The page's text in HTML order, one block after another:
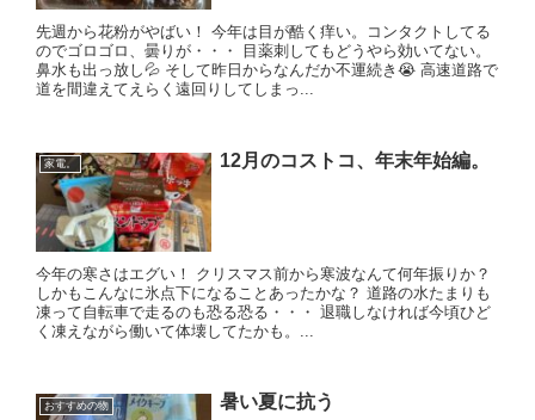
先週から花粉がやばい！ 今年は目が酷く痒い。コンタクトしてる
のでゴロゴロ、曇りが・・・ 目薬刺してもどうやら効いてない。
鼻水も出っ放し💦 そして昨日からなんだか不運続き😭 高速道路で
道を間違えてえらく遠回りしてしまっ...
家電。 12月のコストコ、年末年始編。
今年の寒さはエグい！ クリスマス前から寒波なんて何年振りか？
しかもこんなに氷点下になることあったかな？ 道路の水たまりも
凍って自転車で走るのも恐る恐る・・・ 退職しなければ今頃ひど
く凍えながら働いて体壊してたかも。...
おすすめの物 暑い夏に抗う